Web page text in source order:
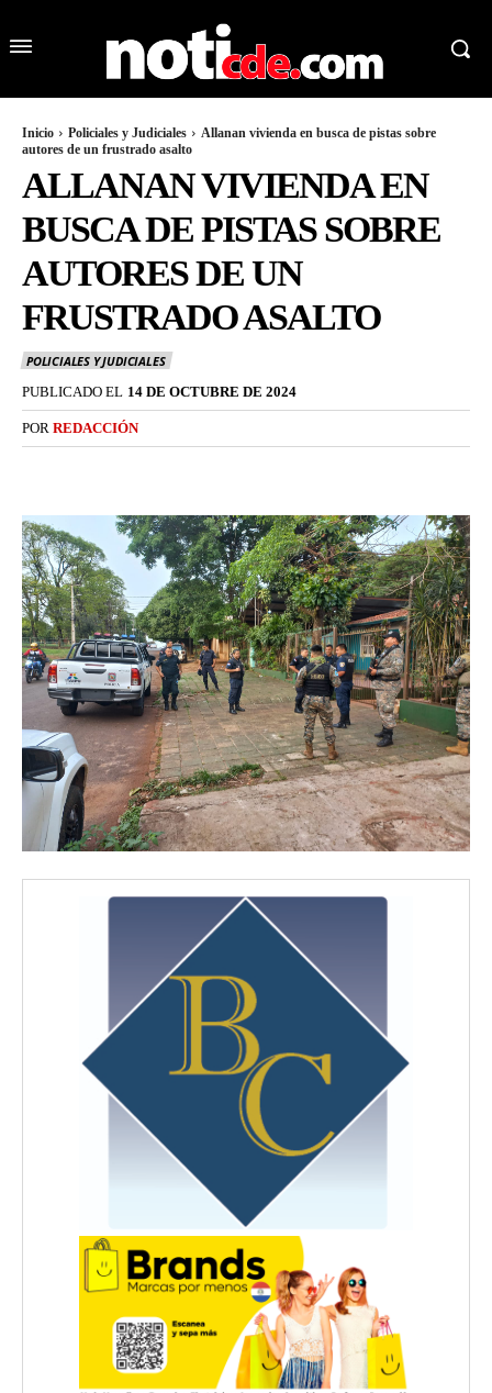
Inicio Policiales y Judiciales
Allanan vivienda en busca de pistas sobre
autores de un frustrado asalto
ALLANAN VIVIENDA EN
BUSCA DE PISTAS SOBRE
AUTORES DE UN
FRUSTRADO ASALTO
POLICIALES Y JUDICIALES
PUBLICADO EL 14 DE OCTUBRE DE 2024
POR REDACCIÓN